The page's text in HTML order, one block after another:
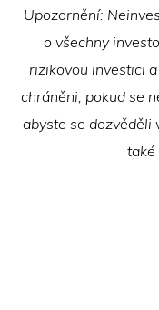
Upozornění:
o všechny
rizikovou investici
chráněni, pokud se
abyste se dozvěděli
také